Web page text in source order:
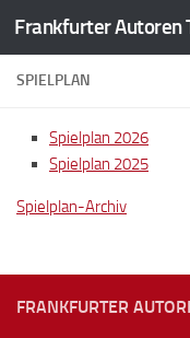
Zum Inhalt springen
Frankfurter Autoren
SPIELPLAN
Spielplan 2026
Spielplan 2025
Spielplan-Archiv
FRANKFURTER